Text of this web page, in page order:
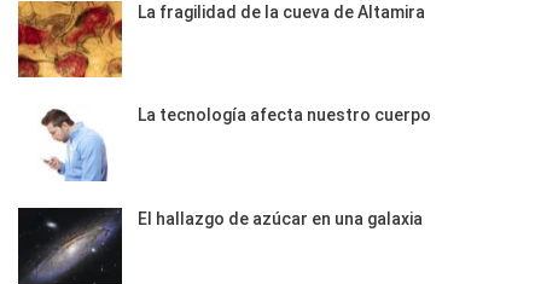
La fragilidad de la cueva de Altamira
La tecnología afecta nuestro cuerpo
El hallazgo de azúcar en una galaxia